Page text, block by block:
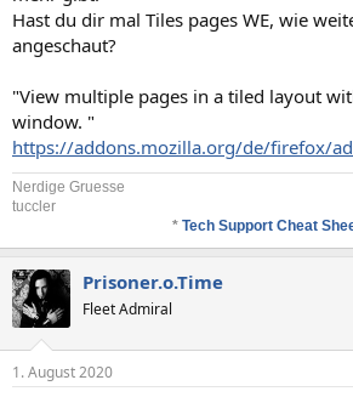
Hast du dir mal Tiles pages WE, wie
angeschaut?
"View multiple pages in a tiled layout
window. "
https://addons.mozilla.org/de/firefox/
Nerdige Gruesse
tuccler
* Tech Support Cheat
Prisoner.o.Time
Fleet Admiral
1. August 2020